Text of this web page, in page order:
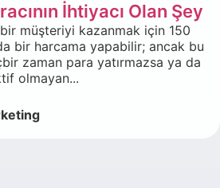
İhtiyacı Olan Şey
müşteriyi kazanmak için 150
bir harcama yapabilir; ancak bu
zaman para yatırmazsa ya da
olmayan...